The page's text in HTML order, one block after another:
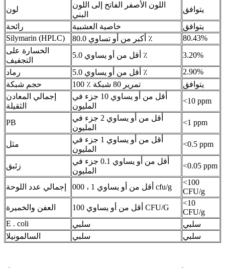
لون
اللون الأصفر الفاتح إلى اللون
البني
يتوافق
رائحة
خاصية العشبية
يتوافق
Silymarin (HPLC)
أكبر من أو تساوي 80.0 ٪
80.43%
الخسارة على
التجفيف
أقل من أو يساوي 5.0 ٪
3.20%
رماد
أقل من أو يساوي 5.0 ٪
2.90%
حجم شبكة
100 ٪ تمرير 80 شبكة
يتوافق
إجمالي المعادن
الثقيلة
أقل من أو يساوي 10 جزء في
المليون
<10 ppm
PB
أقل من أو يساوي 2 جزء في
المليون
<1 ppm
مثل
أقل من أو يساوي 1 جزء في
المليون
<0.5 ppm
زئبق
أقل من أو يساوي 0.1 جزء في
المليون
<0.05 ppm
إجمالي عدد اللوحة أقل من أو يساوي 1 ، 000 cfu/g
<100
CFU/g
العفن والخميرة
أقل من أو يساوي 100 CFU/G
<10
CFU/g
E . coli
سلبي
سلبي
السالمونيلا
سلبي سلبي